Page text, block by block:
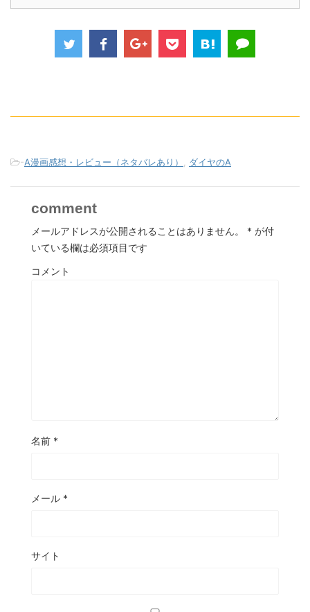
-A漫画感想・レビュー（ネタバレあり） , ダイヤのA
comment
メールアドレスが公開されることはありません。 * が付
いている欄は必須項目です
コメント
名前 *
メール *
サイト